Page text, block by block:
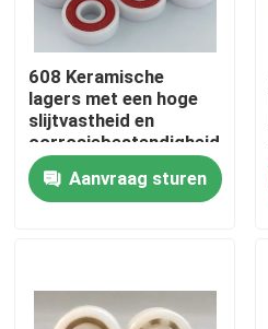
Huis
Producten
VR toon
608 Keramische
lagers met een hoge
slijtvastheid en
corrosiebestendigheid
voor precieze P5 P4
skateboards en inline
skates
Aanvraag sturen